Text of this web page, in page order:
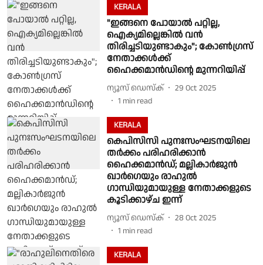
KERALA
"ഇങ്ങനെ പോയാൽ പറ്റില്ല,
ഐക്യമില്ലെങ്കിൽ വൻ
തിരിച്ചടിയുണ്ടാകും"; കോൺഗ്രസ്
നേതാക്കൾക്ക്
ഹൈക്കമാൻഡിൻ്റെ മുന്നറിയിപ്പ്
ന്യൂസ് ഡെസ്ക്
29 Oct 2025
1 min read
KERALA
കെപിസിസി പുനഃസംഘടനയിലെ
തർക്കം പരിഹരിക്കാൻ
ഹൈക്കമാൻഡ്; മല്ലികാർജുൻ
ഖാർഗെയും രാഹുൽ
ഗാന്ധിയുമായുള്ള നേതാക്കളുടെ
കൂടിക്കാഴ്ച ഇന്ന്
ന്യൂസ് ഡെസ്ക്
28 Oct 2025
1 min read
KERALA